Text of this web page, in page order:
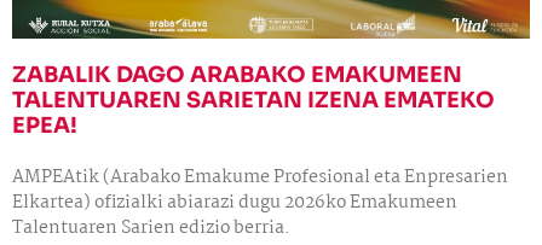
ZABALIK DAGO ARABAKO EMAKUMEEN
TALENTUAREN SARIETAN IZENA EMATEKO
EPEA!
AMPEAtik (Arabako Emakume Profesional eta Enpresarien
Elkartea) ofizialki abiarazi dugu 2026ko Emakumeen
Talentuaren Sarien edizio berria.